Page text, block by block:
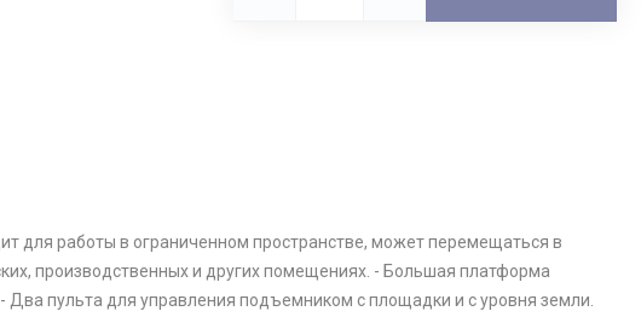
для работы в ограниченном пространстве, может перемещаться в
производственных и других помещениях. - Большая платформа
пульта для управления подъемником с площадки и с уровня земли.